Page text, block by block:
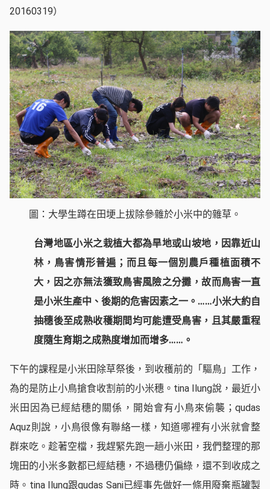
20160319）
圖：大學生蹲在田埂上拔除參雜於小米中的雜草。
台灣地區小米之栽植大都為旱地或山坡地，因靠近山
林，鳥害情形普遍；而且每一個別農戶種植面積不
大，因之亦無法獲致鳥害風險之分攤，故而鳥害一直
是小米生產中、後期的危害因素之一。……小米大約自
抽穗後至成熟收穫期間均可能遭受鳥害，且其嚴重程
度隨生育期之成熟度增加而增多…… 。
下午的課程是小米田除草祭後，到收穫前的「驅鳥」工作，
為的是防止小鳥搶食收割前的小米穗。tina Ilung說，最近小
米田因為已經結穗的關係，開始會有小鳥來偷襲；qudas
Aquz則說，小鳥很像有聯絡一樣，知道哪裡有小米就會整
群來吃。趁著空檔，我趕緊先跑一趟小米田，我們整理的那
塊田的小米多數都已經結穗，不過穗仍偏綠，還不到收成之
時。tina Ilung跟qudas Sani已經事先做好一條用廢棄瓶罐製